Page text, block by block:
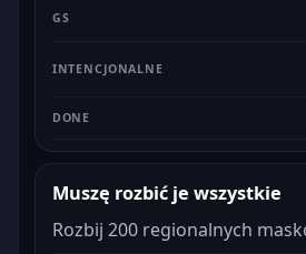
Muszę rozbić je wszystkie
Rozbij 200 regionalnych